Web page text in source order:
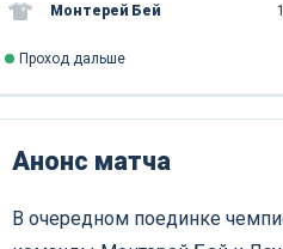
Монтерей Бей
Проход дальше
Анонс матча
В очередном поединке